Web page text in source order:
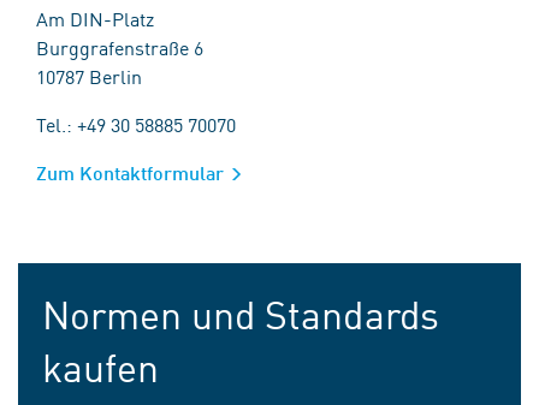
Am DIN-Platz
Burggrafenstraße 6
10787 Berlin
Tel.: +49 30 58885 70070
Zum Kontaktformular
Normen und Standards
kaufen